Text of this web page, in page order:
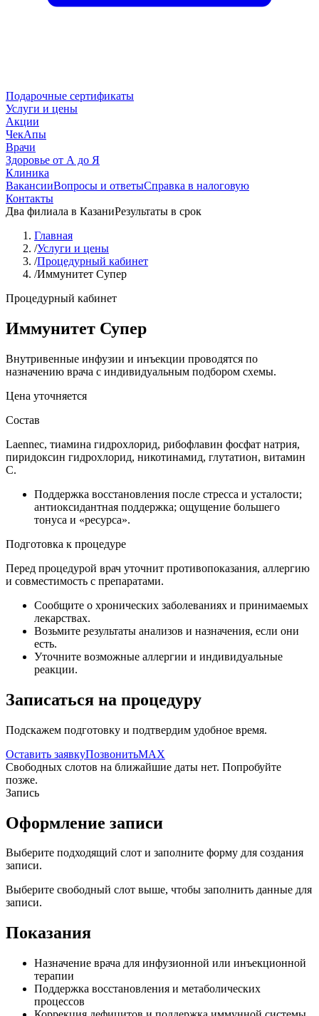
Подарочные сертификаты
Услуги и цены
Акции
ЧекАпы
Врачи
Здоровье от А до Я
Клиника
ВакансииВопросы и ответыСправка в налоговую
Контакты
Два филиала в КазаниРезультаты в срок
Главная
/Услуги и цены
/Процедурный кабинет
/Иммунитет Супер
Процедурный кабинет
Иммунитет Супер
Внутривенные инфузии и инъекции проводятся по
назначению врача с индивидуальным подбором схемы.
Цена уточняется
Состав
Laennec, тиамина гидрохлорид, рибофлавин фосфат натрия,
пиридоксин гидрохлорид, никотинамид, глутатион, витамин
C.
Поддержка восстановления после стресса и усталости;
антиоксидантная поддержка; ощущение большего
тонуса и «ресурса».
Подготовка к процедуре
Перед процедурой врач уточнит противопоказания, аллергию
и совместимость с препаратами.
Сообщите о хронических заболеваниях и принимаемых
лекарствах.
Возьмите результаты анализов и назначения, если они
есть.
Уточните возможные аллергии и индивидуальные
реакции.
Записаться на процедуру
Подскажем подготовку и подтвердим удобное время.
Оставить заявкуПозвонитьMAX
Свободных слотов на ближайшие даты нет. Попробуйте
позже.
Запись
Оформление записи
Выберите подходящий слот и заполните форму для создания
записи.
Выберите свободный слот выше, чтобы заполнить данные для
записи.
Показания
Назначение врача для инфузионной или инъекционной
терапии
Поддержка восстановления и метаболических
процессов